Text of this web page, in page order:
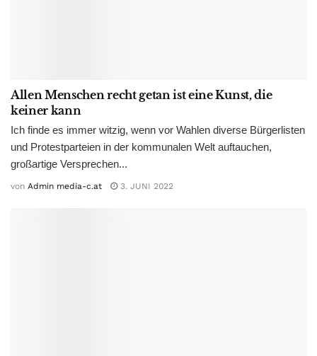
Allen Menschen recht getan ist eine Kunst, die
keiner kann
Ich finde es immer witzig, wenn vor Wahlen diverse Bürgerlisten
und Protestparteien in der kommunalen Welt auftauchen,
großartige Versprechen...
von Admin media-c.at 3. JUNI 2022